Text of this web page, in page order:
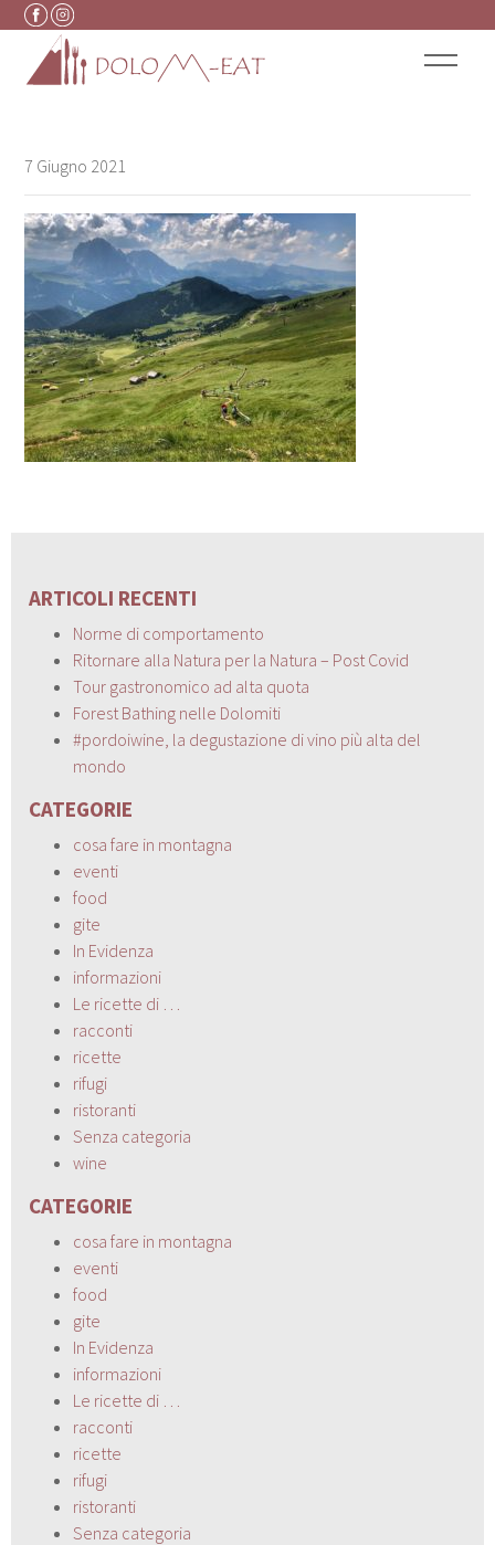
Vai al contenuto
7 Giugno 2021
ARTICOLI RECENTI
Norme di comportamento
Ritornare alla Natura per la Natura – Post Covid
Tour gastronomico ad alta quota
Forest Bathing nelle Dolomiti
#pordoiwine, la degustazione di vino più alta del
mondo
CATEGORIE
cosa fare in montagna
eventi
food
gite
In Evidenza
informazioni
Le ricette di …
racconti
ricette
rifugi
ristoranti
Senza categoria
wine
CATEGORIE
cosa fare in montagna
eventi
food
gite
In Evidenza
informazioni
Le ricette di …
racconti
ricette
rifugi
ristoranti
Senza categoria